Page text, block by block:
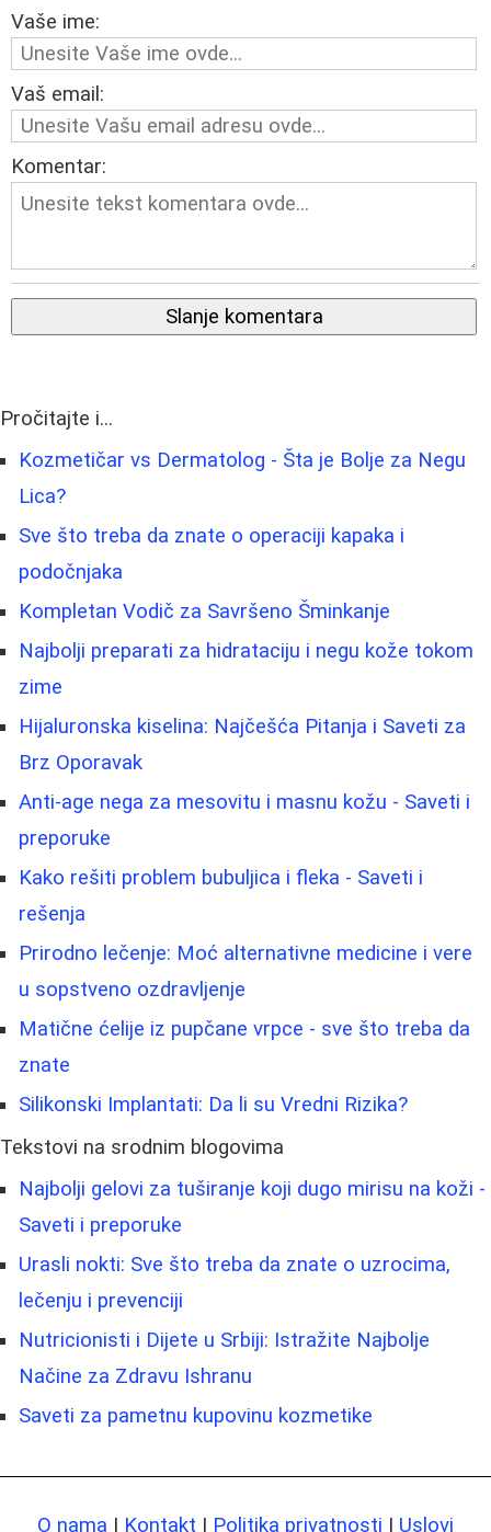
Vaše ime:
Vaš email:
Komentar:
Slanje komentara
Pročitajte i...
Kozmetičar vs Dermatolog - Šta je Bolje za Negu
Lica?
Sve što treba da znate o operaciji kapaka i
podočnjaka
Kompletan Vodič za Savršeno Šminkanje
Najbolji preparati za hidrataciju i negu kože tokom
zime
Hijaluronska kiselina: Najčešća Pitanja i Saveti za
Brz Oporavak
Anti-age nega za mesovitu i masnu kožu - Saveti i
preporuke
Kako rešiti problem bubuljica i fleka - Saveti i
rešenja
Prirodno lečenje: Moć alternativne medicine i vere
u sopstveno ozdravljenje
Matične ćelije iz pupčane vrpce - sve što treba da
znate
Silikonski Implantati: Da li su Vredni Rizika?
Tekstovi na srodnim blogovima
Najbolji gelovi za tuširanje koji dugo mirisu na koži -
Saveti i preporuke
Urasli nokti: Sve što treba da znate o uzrocima,
lečenju i prevenciji
Nutricionisti i Dijete u Srbiji: Istražite Najbolje
Načine za Zdravu Ishranu
Saveti za pametnu kupovinu kozmetike
O nama | Kontakt | Politika privatnosti | Uslovi